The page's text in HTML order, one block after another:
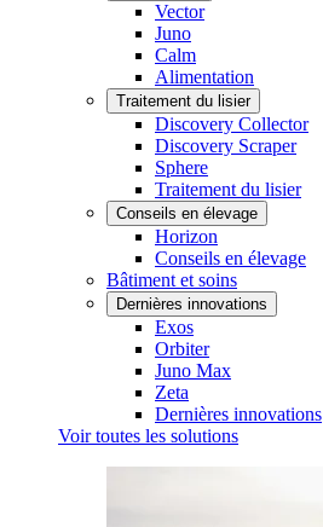
Vector
Juno
Calm
Alimentation
Traitement du lisier
Discovery Collector
Discovery Scraper
Sphere
Traitement du lisier
Conseils en élevage
Horizon
Conseils en élevage
Bâtiment et soins
Dernières innovations
Exos
Orbiter
Juno Max
Zeta
Dernières innovations
Voir toutes les solutions